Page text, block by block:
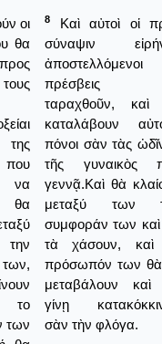
οι
θα
να
θα
το
των
8
Καὶ αὐτοὶ οἱ
σύναψιν
ἀποστελλόμενοι
πρέσβεις
ταραχθοῦν, καὶ
καταλάβουν
πόνοι σὰν τὰς
τῆς γυναικὸς
γεννᾷ.Καὶ θὰ
μεταξύ των
συμφοράν των
τὰ χάσουν, καὶ
πρόσωπόν των
μεταβάλουν καὶ
γίνῃ
σὰν τὴν φλόγα.